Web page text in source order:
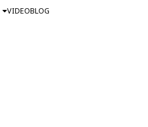
VIDEOBLOG